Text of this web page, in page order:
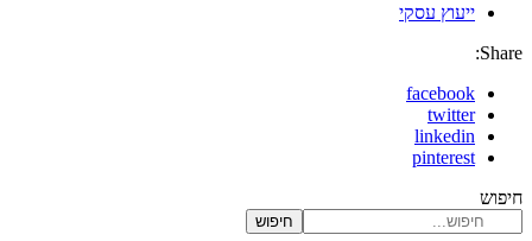
ייעוץ עסקי
Share:
facebook
twitter
linkedin
pinterest
חיפוש
חיפוש